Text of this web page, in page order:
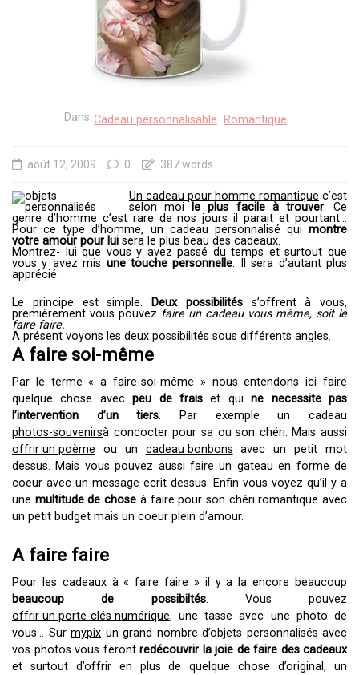
Dans Cadeau personnalisable Romantique
août 12, 2009 0 387 words
Un cadeau pour homme romantique c’est
selon moi le plus facile à trouver. Ce
genre d’homme c’est rare de nos jours il parait et pourtant…
Pour ce type d’homme, un cadeau personnalisé qui montre
votre amour pour lui sera le plus beau des cadeaux.
Montrez- lui que vous y avez passé du temps et surtout que
vous y avez mis une touche personnelle. Il sera d’autant plus
apprécié.
Le principe est simple. Deux possibilitéss’offrent à vous,
premièrement vous pouvez faire un cadeau vous même, soit le
faire faire.
A présent voyons les deux possibilités sous différents angles.
A faire soi-même
Par le terme « a faire-soi-même » nous entendons ici faire
quelque chose avecpeu de frais et quine necessite pas
l’intervention d’un tiers. Par exemple un cadeau
photos-souvenirsà concocter pour sa ou son chéri. Mais aussi
offrir un poème ou un cadeau bonbons avec un petit mot
dessus. Mais vous pouvez aussi faire un gateau en forme de
coeur avec un message ecrit dessus. Enfin vous voyez qu’il y a
une multitude de chose à faire pour son chéri romantique avec
un petit budget mais un coeur plein d’amour.
A faire faire
Pour les cadeaux à « faire faire » il y a la encore beaucoup
beaucoup de possibiltés. Vous pouvez
offrir un porte-clés numérique, une tasse avec une photo de
vous… Sur mypix un grand nombre d’objets personnalisés avec
vos photos vous feront redécouvrir la joie de faire des cadeaux
et surtout d’offrir en plus de quelque chose d’original, un